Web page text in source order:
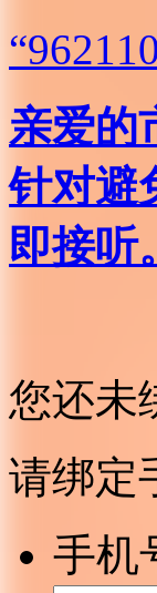
亲爱的
针对避
即接听。
您还未
请绑定
手机